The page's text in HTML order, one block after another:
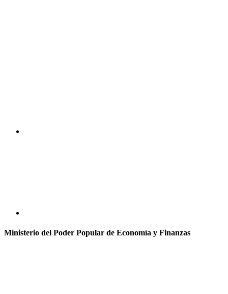
Ministerio del Poder Popular de Economía y Finanzas